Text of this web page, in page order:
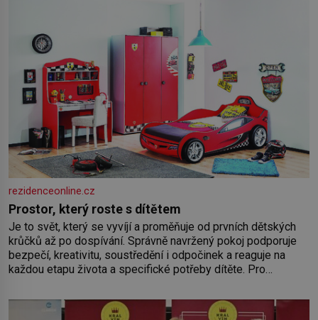
rezidenceonline.cz
Prostor, který roste s dítětem
Je to svět, který se vyvíjí a proměňuje od prvních dětských
krůčků až po dospívání. Správně navržený pokoj podporuje
bezpečí, kreativitu, soustředění i odpočinek a reaguje na
každou etapu života a specifické potřeby dítěte. Pro
by pokoj miminka měl působit především klidně a útulně.
Předškolní věk je